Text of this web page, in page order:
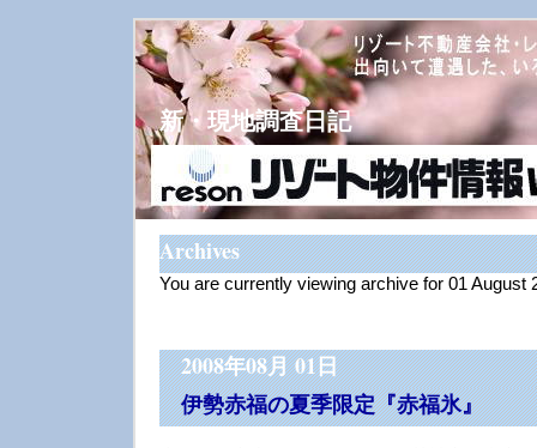
新・現地調査日記
Archives
You are currently viewing archive for 01 August
2008年08月 01日
伊勢赤福の夏季限定『赤福氷』